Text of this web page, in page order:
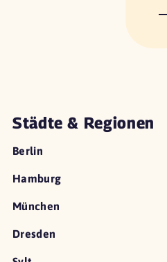
Städte & Regionen
Berlin
Hamburg
München
Dresden